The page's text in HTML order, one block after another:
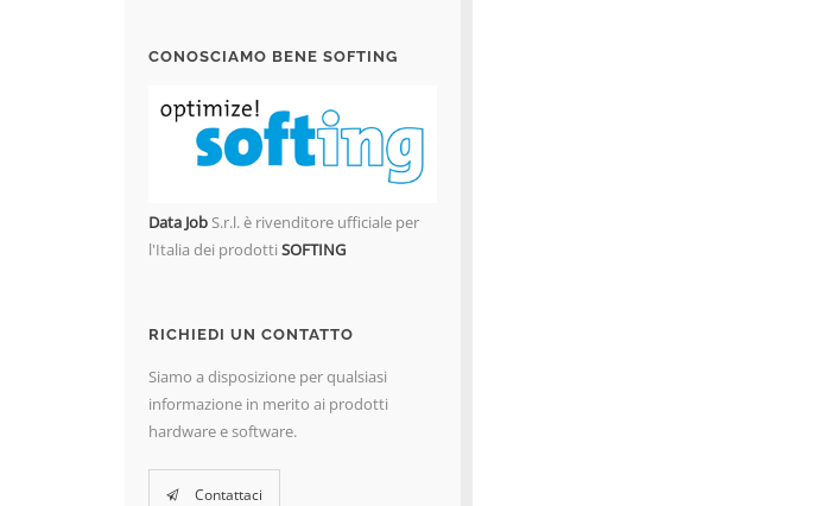
CONOSCIAMO BENE SOFTING
Data JobS.r.l. è rivenditore ufficiale per
l'Italia dei prodotti SOFTING
RICHIEDI UN CONTATTO
Siamo a disposizione per qualsiasi
informazione in merito ai prodotti
hardware e software.
Contattaci